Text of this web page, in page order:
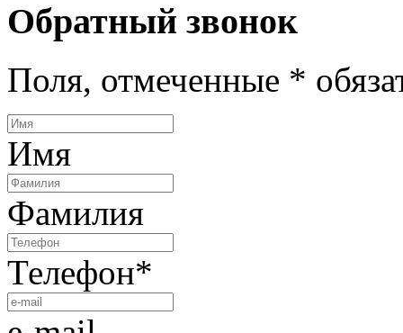
Обратный звонок
Поля, отмеченные *
Имя
Фамилия
Телефон*